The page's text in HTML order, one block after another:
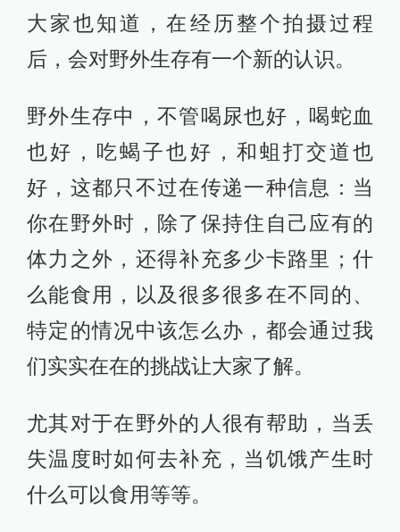
大家也知道，在经历整个拍摄过程
后，会对野外生存有一个新的认识。
野外生存中，不管喝尿也好，喝蛇血
也好，吃蝎子也好，和蛆打交道也
好，这都只不过在传递一种信息：当
你在野外时，除了保持住自己应有的
体力之外，还得补充多少卡路里；什
么能食用，以及很多很多在不同的、
特定的情况中该怎么办，都会通过我
们实实在在的挑战让大家了解。
尤其对于在野外的人很有帮助，当丢
失温度时如何去补充，当饥饿产生时
什么可以食用等等。